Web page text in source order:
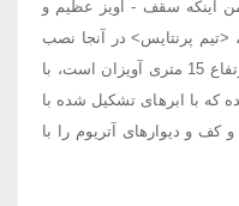
اینکه سقف - آویز عظیم و
<تیم پرنتایس> در آنجا نصب
است. این اثر که از سقف آتریومو از ارتفاع 15 متری آویزان است، با
با ابرهای تشکیل شده با
و دیوارهای آتریوم را با